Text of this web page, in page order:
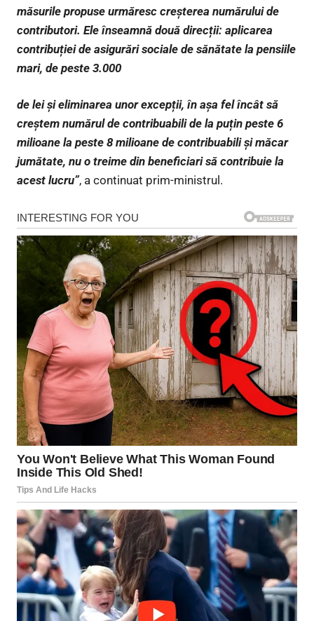
măsurile propuse urmăresc creșterea numărului de
contributori. Ele înseamnă două direcții: aplicarea
contribuției de asigurări sociale de sănătate la pensiile
mari, de peste 3.000
de lei și eliminarea unor excepții, în așa fel încât să
creștem numărul de contribuabili de la puțin peste 6
milioane la peste 8 milioane de contribuabili și măcar
jumătate, nu o treime din beneficiari să contribuie la
acest lucru”, a continuat prim-ministrul.